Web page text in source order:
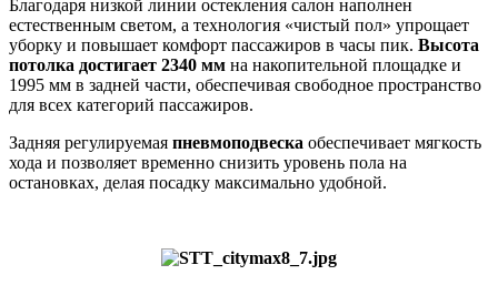
Благодаря низкой линии остекления салон наполнен
естественным светом, а технология «чистый пол» упрощает
уборку и повышает комфорт пассажиров в часы пик. Высота
потолка достигает 2340 мм на накопительной площадке и
1995 мм в задней части, обеспечивая свободное пространство
для всех категорий пассажиров.
Задняя регулируемая пневмоподвеска обеспечивает мягкость
хода и позволяет временно снизить уровень пола на
остановках, делая посадку максимально удобной.